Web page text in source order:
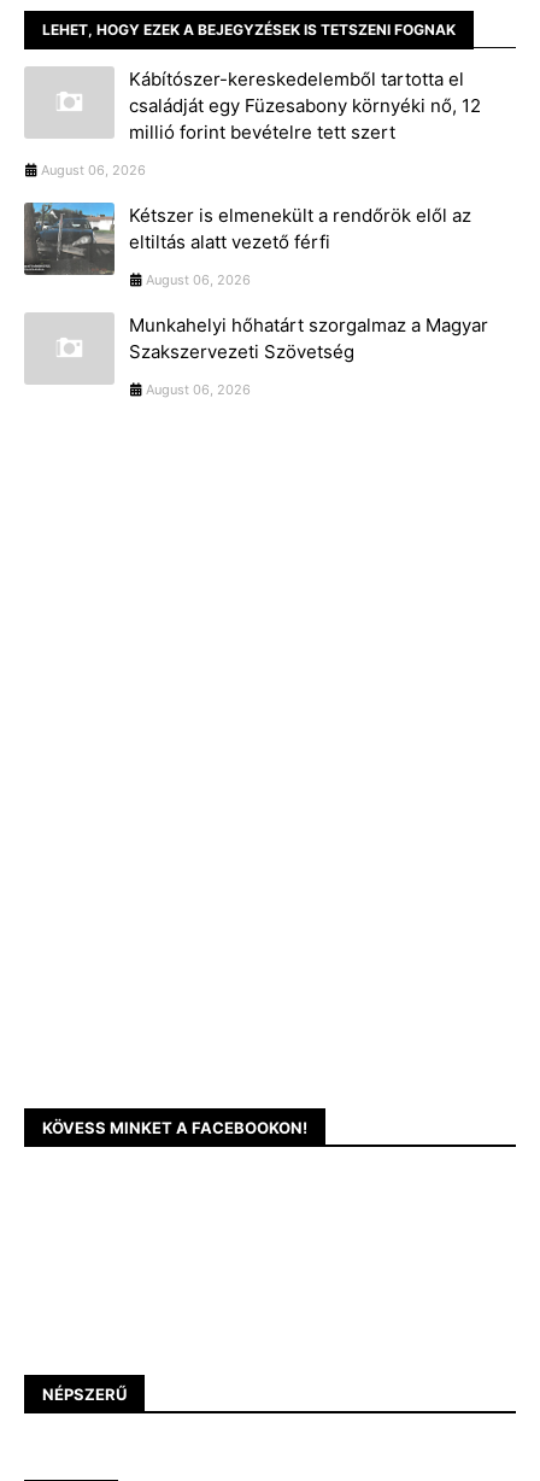
LEHET, HOGY EZEK A BEJEGYZÉSEK IS TETSZENI FOGNAK
Kábítószer-kereskedelemből tartotta el
családját egy Füzesabony környéki nő, 12
millió forint bevételre tett szert
August 06, 2026
Kétszer is elmenekült a rendőrök elől az
eltiltás alatt vezető férfi
August 06, 2026
Munkahelyi hőhatárt szorgalmaz a Magyar
Szakszervezeti Szövetség
August 06, 2026
KÖVESS MINKET A FACEBOOKON!
NÉPSZERŰ